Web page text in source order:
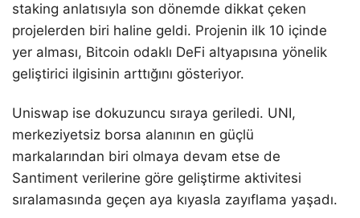
staking anlatısıyla son dönemde dikkat çeken
projelerden biri haline geldi. Projenin ilk 10 içinde
yer alması, Bitcoin odaklı DeFi altyapısına yönelik
geliştirici ilgisinin arttığını gösteriyor.
Uniswap ise dokuzuncu sıraya geriledi. UNI,
merkeziyetsiz borsa alanının en güçlü
markalarından biri olmaya devam etse de
Santiment verilerine göre geliştirme aktivitesi
sıralamasında geçen aya kıyasla zayıflama yaşadı.